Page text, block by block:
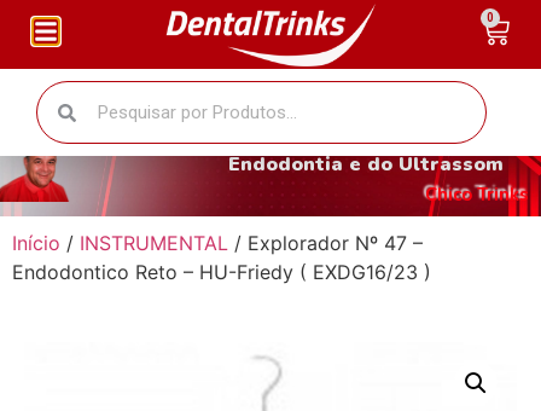
O fantástico mundo da
Endodontia e do Ultrassom
Chico Trinks
Início / INSTRUMENTAL / Explorador Nº 47 –
Endodontico Reto – HU-Friedy ( EXDG16/23 )
0